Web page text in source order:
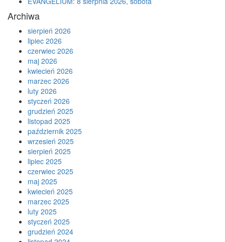
Archiwa
sierpień 2026
lipiec 2026
czerwiec 2026
maj 2026
kwiecień 2026
marzec 2026
luty 2026
styczeń 2026
grudzień 2025
listopad 2025
październik 2025
wrzesień 2025
sierpień 2025
lipiec 2025
czerwiec 2025
maj 2025
kwiecień 2025
marzec 2025
luty 2025
styczeń 2025
grudzień 2024